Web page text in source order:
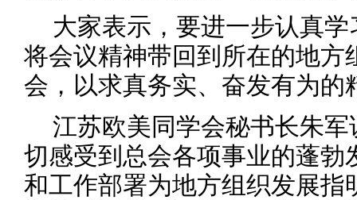
大家表示，要进一步认真
将会议精神带回到所在的地方
会，以求真务实、奋发有为的
江苏欧美同学会秘书长朱
切感受到总会各项事业的蓬勃
和工作部署为地方组织发展指